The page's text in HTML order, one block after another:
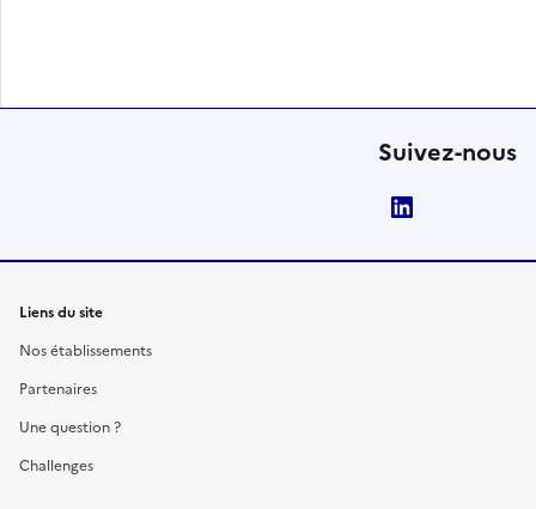
Suivez-nous
Liens du site
Nos établissements
Partenaires
Une question ?
Challenges